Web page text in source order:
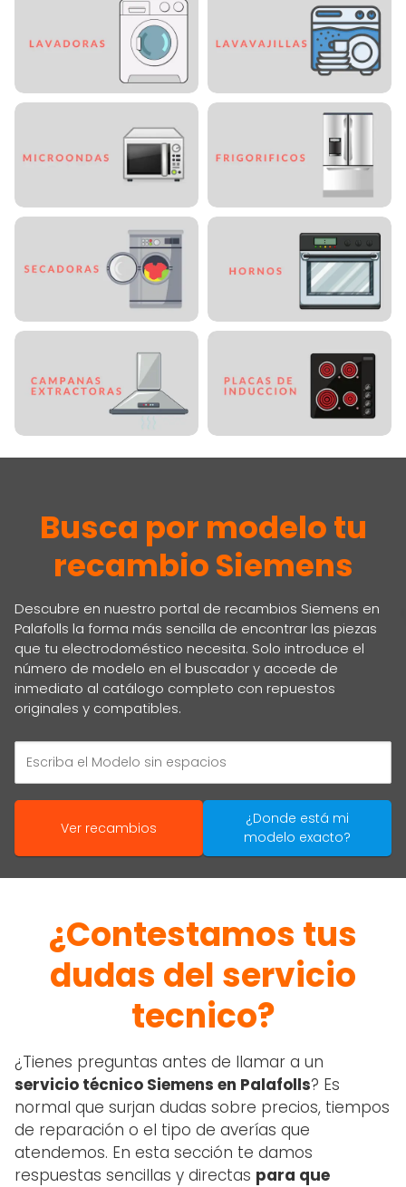
Busca por modelo tu
recambio Siemens
Descubre en nuestro portal de recambios Siemens en
Palafolls la forma más sencilla de encontrar las piezas
que tu electrodoméstico necesita. Solo introduce el
número de modelo en el buscador y accede de
inmediato al catálogo completo con repuestos
originales y compatibles.
Ver recambios
¿Donde está mi
modelo exacto?
¿Contestamos tus
dudas del servicio
tecnico?
¿Tienes preguntas antes de llamar a un
servicio técnico Siemens en Palafolls? Es
normal que surjan dudas sobre precios, tiempos
de reparación o el tipo de averías que
atendemos. En esta sección te damos
respuestas sencillas y directas para que